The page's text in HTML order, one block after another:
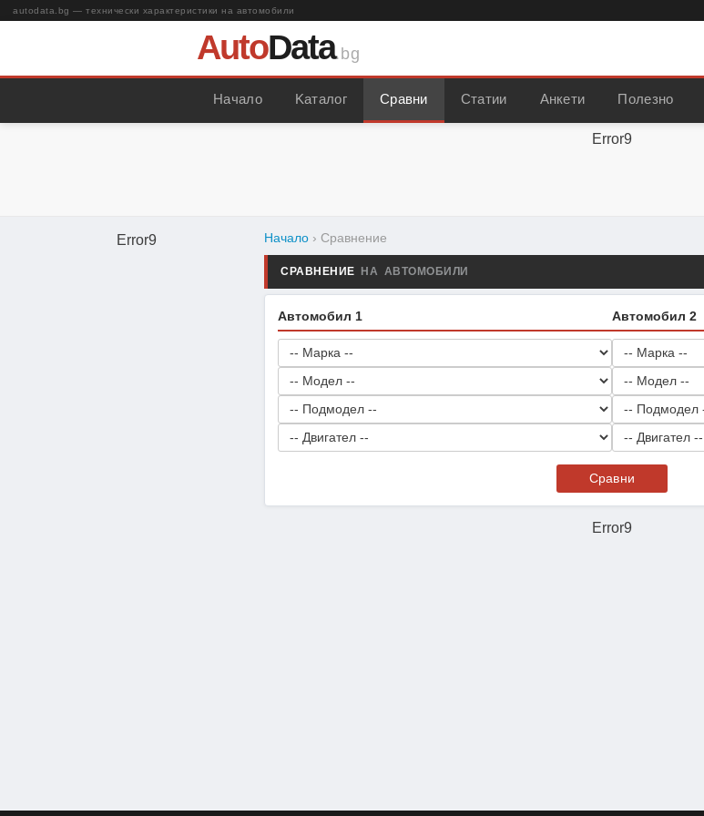
autodata.bg — технически характеристики на автомобили
AutoData.bg
Начало Kаталог Сравни Статии Анкети Полезно
Error9
Error9 Начало › Сравнение
СРАВНЕНИЕ НА АВТОМОБИЛИ
Автомобил 1 Автомобил 2
Сравни
Error9